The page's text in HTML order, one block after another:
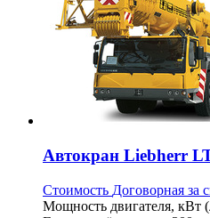
Автокран Liebherr
Стоимость Договорная за
Мощность двигателя, кВт